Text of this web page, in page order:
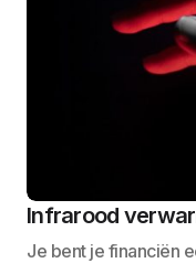
Infrarood
Je bent je financiën